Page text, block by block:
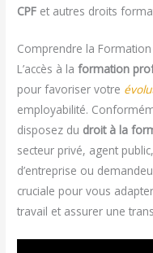
CPF et autres droits
Comprendre la
L’accès à laformation
pour favoriser votre
employabilité.
disposez du droit à la
secteur privé, agent
d’entreprise ou
cruciale pour vous
travail et assurer une